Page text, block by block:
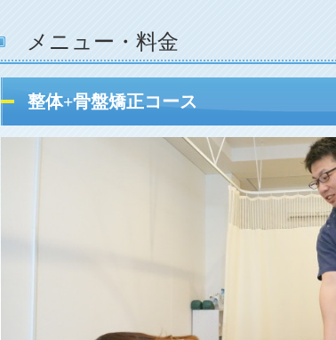
メニュー・料金
整体+骨盤矯正コース